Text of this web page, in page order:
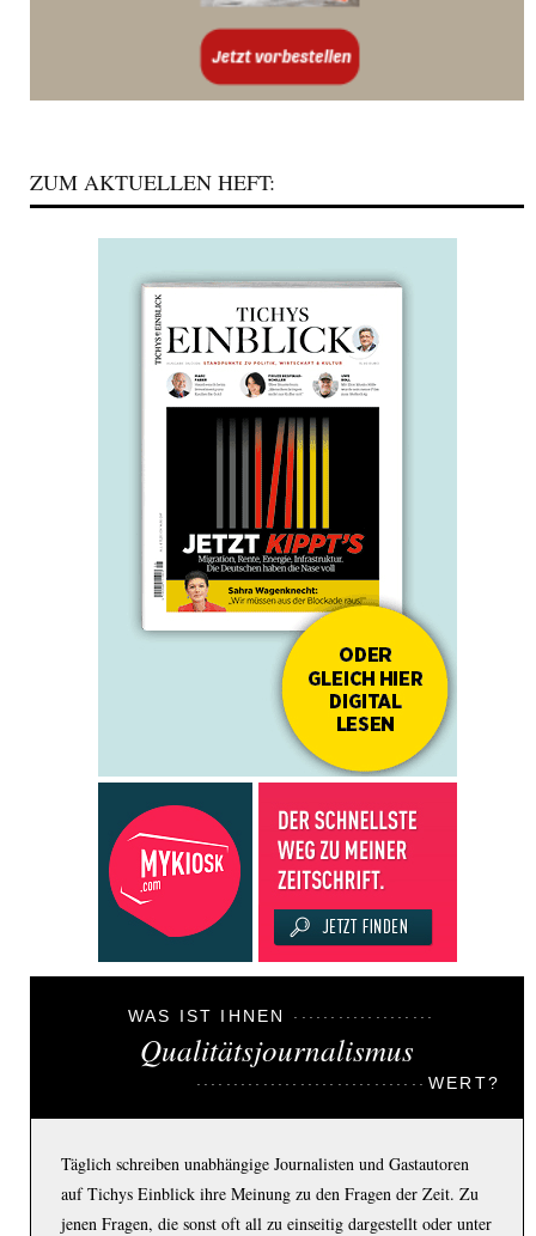
ZUM AKTUELLEN HEFT:
WAS IST IHNEN
Qualitätsjournalismus
WERT?
Täglich schreiben unabhängige Journalisten und Gastautoren
auf Tichys Einblick ihre Meinung zu den Fragen der Zeit. Zu
jenen Fragen, die sonst oft all zu einseitig dargestellt oder unter